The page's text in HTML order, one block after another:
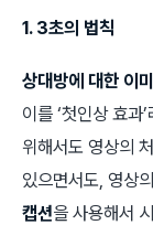
1. 3초의 법칙
상대방에 대한 이
이를 ‘첫인상 효과
위해서도 영상의
있으면서도, 영상
캡션을 사용해서